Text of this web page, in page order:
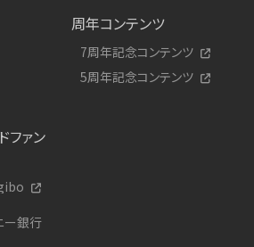
周年コンテンツ
7周年記念コンテンツ
5周年記念コンテンツ
ファン
ー銀行